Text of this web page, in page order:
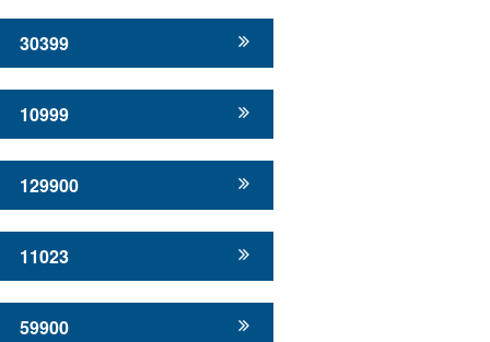
30399
10999
129900
11023
59900